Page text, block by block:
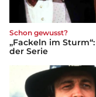
Schon gewusst?
„Fackeln im
der Serie